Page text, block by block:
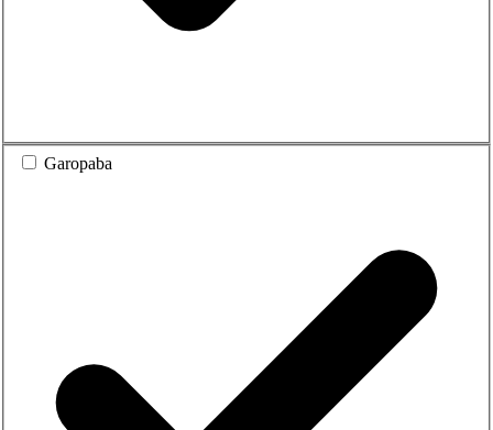
Garopaba